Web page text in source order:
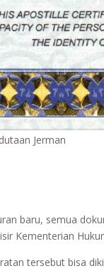
Jerman
baru, semua
Kementerian
tersebut bisa